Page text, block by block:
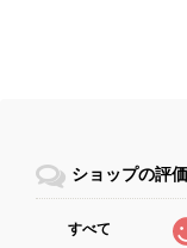
ショップの評価
すべて